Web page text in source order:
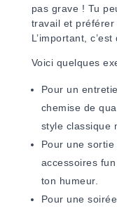
pas grave ! Tu
travail et préférer
L’important,
Voici quelques
Pour un
chemise de
style classique
Pour une
accessoires
ton humeur.
Pour une